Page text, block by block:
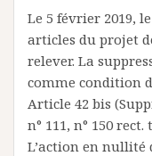
Le 5 février 2019,
articles du projet
relever. La
comme condition
Article 42 bis
n° 111, n° 150 rect.
L’action en nullité